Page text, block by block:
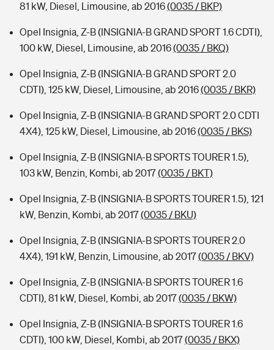
81 kW, Diesel, Limousine, ab 2016(0035 / BKP)
Opel Insignia, Z-B (INSIGNIA-B GRAND SPORT 1.6 CDTI),
100 kW, Diesel, Limousine, ab 2016(0035 / BKQ)
Opel Insignia, Z-B (INSIGNIA-B GRAND SPORT 2.0
CDTI), 125 kW, Diesel, Limousine, ab 2016(0035 / BKR)
Opel Insignia, Z-B (INSIGNIA-B GRAND SPORT 2.0 CDTI
4X4), 125 kW, Diesel, Limousine, ab 2016(0035 / BKS)
Opel Insignia, Z-B (INSIGNIA-B SPORTS TOURER 1.5),
103 kW, Benzin, Kombi, ab 2017(0035 / BKT)
Opel Insignia, Z-B (INSIGNIA-B SPORTS TOURER 1.5), 121
kW, Benzin, Kombi, ab 2017(0035 / BKU)
Opel Insignia, Z-B (INSIGNIA-B SPORTS TOURER 2.0
4X4), 191 kW, Benzin, Limousine, ab 2017(0035 / BKV)
Opel Insignia, Z-B (INSIGNIA-B SPORTS TOURER 1.6
CDTI), 81 kW, Diesel, Kombi, ab 2017(0035 / BKW)
Opel Insignia, Z-B (INSIGNIA-B SPORTS TOURER 1.6
CDTI), 100 kW, Diesel, Kombi, ab 2017(0035 / BKX)